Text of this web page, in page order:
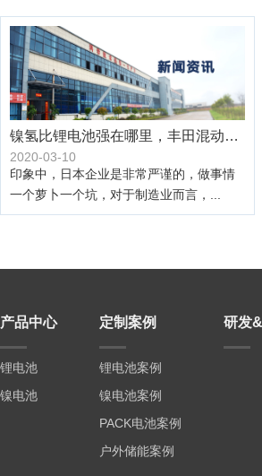
镍氢比锂电池强在哪里，丰田混动为啥还不放弃？
2020-03-10
印象中，日本企业是非常严谨的，做事情
一个萝卜一个坑，对于制造业而言，...
产品中心
锂电池
镍电池
定制案例
锂电池案例
镍电池案例
PACK电池案例
户外储能案例
研发